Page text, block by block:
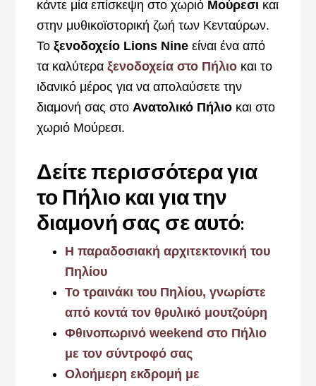
κάντε μία επίσκεψη στο χωριό Μούρεσι και
στην μυθικοϊστορική ζωή των Κενταύρων.
Το ξενοδοχείο Lions Nine είναι ένα από
τα καλύτεραξενοδοχεία στο Πήλιο και το
ιδανικό μέρος για να απολαύσετε την
διαμονή σας στο Ανατολικό Πήλιο και στο
χωριό Μούρεσι.
Δείτε περισσότερα για
το Πήλιο και για την
διαμονή σας σε αυτό:
Η παραδοσιακή αρχιτεκτονική του
Πηλίου
Το τραινάκι του Πηλίου, γνωρίστε
από κοντά τον θρυλικό μουτζούρη
Φθινοπωρινό weekend στο Πήλιο
με τον σύντροφό σας
Ολοήμερη εκδρομή με